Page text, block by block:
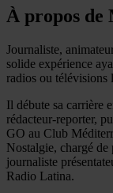
À propos de
Journaliste,
solide expérience
radios ou télévisions
Il débute sa carrière
rédacteur-reporter,
GO au Club
Nostalgie, chargé de
journaliste
Radio Latina.